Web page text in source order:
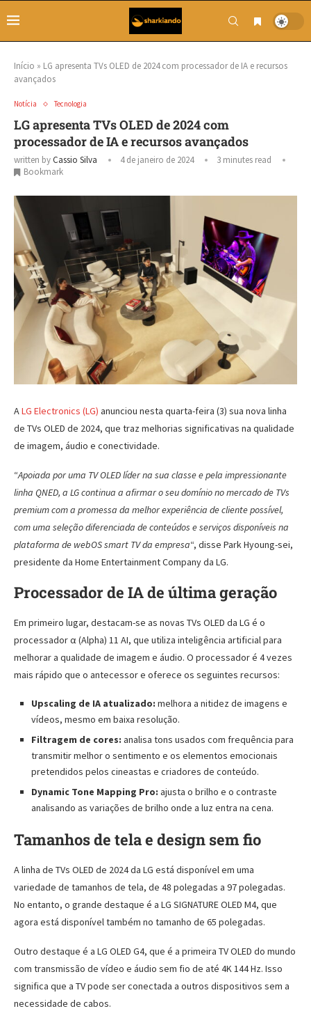
Início » LG apresenta TVs OLED de 2024 com processador de IA e recursos
avançados
Notícia Tecnologia
LG apresenta TVs OLED de 2024 com
processador de IA e recursos avançados
written byCassio Silva 4 de janeiro de 2024
3 minutes read
Bookmark
ALG Electronics (LG) anunciou nesta quarta-feira (3) sua nova linha
de TVs OLED de 2024, que traz melhorias significativas na qualidade
de imagem, áudio e conectividade.
“Apoiada por uma TV OLED líder na sua classe e pela impressionante
linha QNED, a LG continua a afirmar o seu domínio no mercado de TVs
premium com a promessa da melhor experiência de cliente possível,
com uma seleção diferenciada de conteúdos e serviços disponíveis na
plataforma de webOS smart TV da empresa“, disse Park Hyoung-sei,
presidente da Home Entertainment Company da LG.
Processador de IA de última geração
Em primeiro lugar, destacam-se as novas TVs OLED da LG é o
processador α (Alpha) 11 AI, que utiliza inteligência artificial para
melhorar a qualidade de imagem e áudio. O processador é 4 vezes
mais rápido que o antecessor e oferece os seguintes recursos:
Upscaling de IA atualizado: melhora a nitidez de imagens e
vídeos, mesmo em baixa resolução.
Filtragem de cores: analisa tons usados com frequência para
transmitir melhor o sentimento e os elementos emocionais
pretendidos pelos cineastas e criadores de conteúdo.
Dynamic Tone Mapping Pro: ajusta o brilho e o contraste
analisando as variações de brilho onde a luz entra na cena.
Tamanhos de tela e design sem fio
A linha de TVs OLED de 2024 da LG está disponível em uma
variedade de tamanhos de tela, de 48 polegadas a 97 polegadas.
No entanto, o grande destaque é a LG SIGNATURE OLED M4, que
agora está disponível também no tamanho de 65 polegadas.
Outro destaque é a LG OLED G4, que é a primeira TV OLED do mundo
com transmissão de vídeo e áudio sem fio de até 4K 144 Hz. Isso
significa que a TV pode ser conectada a outros dispositivos sem a
necessidade de cabos.